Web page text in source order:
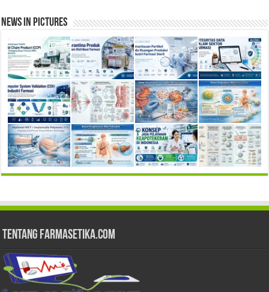
News in Pictures
Tentang Farmasetika.com